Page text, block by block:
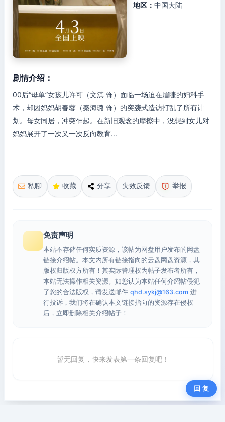
地区： 中国大陆
剧情介绍：
00后“母单”女孩儿许可（文淇 饰）面临一场迫在眉睫的妇科手
术，却因妈妈胡春蓉（秦海璐 饰）的突袭式造访打乱了所有计
划。母女同居，冲突乍起。在新旧观念的摩擦中，没想到女儿对
妈妈展开了一次又一次反向教育...
私聊 收藏 分享 失效反馈 举报
免责声明
本站不存储任何实质资源，该帖为网盘用户发布的网盘
链接介绍帖。本文内所有链接指向的云盘网盘资源，其
版权归版权方所有！其实际管理权为帖子发布者所有，
本站无法操作相关资源。如您认为本站任何介绍帖侵犯
了您的合法版权，请发送邮件 qhd.sykj@163.com 进
行投诉，我们将在确认本文链接指向的资源存在侵权
后，立即删除相关介绍帖子！
暂无回复，快来发表第一条回复吧！
回 复